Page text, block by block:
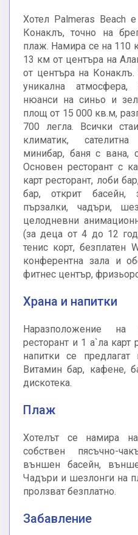
Хотел Palmeras Beach
Конаклъ, точно на
плаж. Намира се на 110
13 км от центъра на
от центъра на
уникална
нюанси на синьо и
площ от 15 000 кв.м,
700 легла. Всички
климатик,
минибар, баня с вана,
Основен ресторант с
карт ресторант, лоби
бар, открит басейн,
пързалки, чадъри,
целодневни
(за деца от 4 до 12
тенис корт, безплатен
конферентна зала и
фитнес център,
Храна и напитки
Наразположение на
ресторант и 1 а`ла карт
напитки се
Витамин бар, кафене,
дискотека.
Плаж
Хотелът се намира
собствен пясъчно-
външен басейн,
Чадъри и шезлонги на
пролзват безплатно.
Забавление